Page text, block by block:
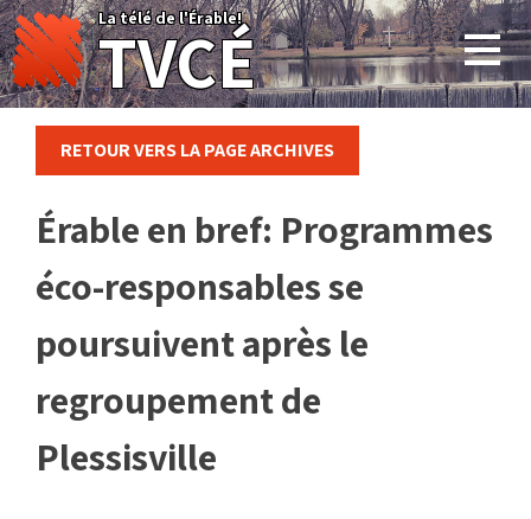
Skip
to
content
La télé de l'Érable!
TVCÉ
RETOUR VERS LA PAGE ARCHIVES
Érable en bref: Programmes
éco-responsables se
poursuivent après le
regroupement de
Plessisville